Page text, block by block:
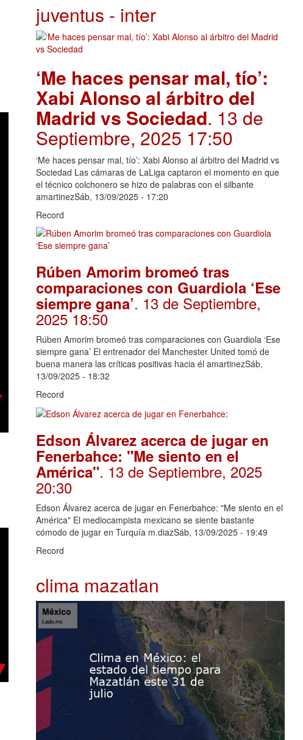
juventus - inter
‘Me haces pensar mal, tío’:
Xabi Alonso al árbitro del
Madrid vs Sociedad. 13 de
Septiembre, 2025 17:50
‘Me haces pensar mal, tío’: Xabi Alonso al árbitro del Madrid vs
Sociedad Las cámaras de LaLiga captaron el momento en que
el técnico colchonero se hizo de palabras con el silbante
amartinezSáb, 13/09/2025 - 17:20
Record
Rúben Amorim bromeó tras
comparaciones con Guardiola ‘Ese
siempre gana’. 13 de Septiembre,
2025 18:50
Rúben Amorim bromeó tras comparaciones con Guardiola ‘Ese
siempre gana’ El entrenador del Manchester United tomó de
buena manera las críticas positivas hacia él amartinezSáb,
13/09/2025 - 18:32
Record
Edson Álvarez acerca de jugar en
Fenerbahce: "Me siento en el
América". 13 de Septiembre, 2025
20:30
Edson Álvarez acerca de jugar en Fenerbahce: "Me siento en el
América" El mediocampista mexicano se siente bastante
cómodo de jugar en Turquía m.diazSáb, 13/09/2025 - 19:49
Record
clima mazatlan